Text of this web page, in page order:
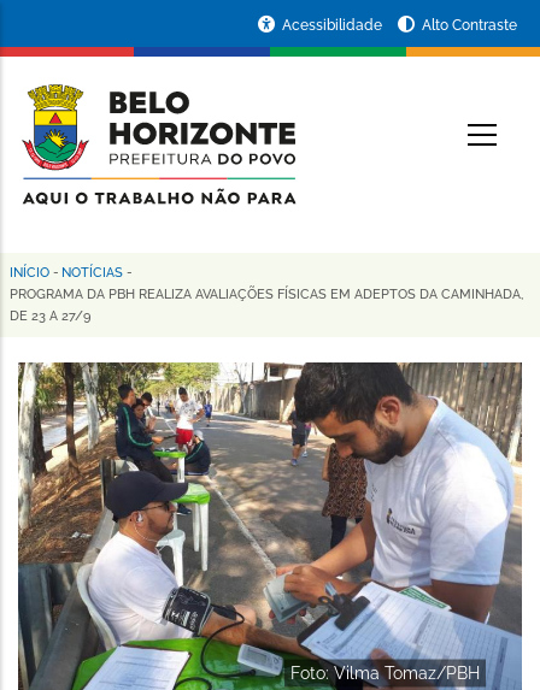
conteúdo
principal
da
Prefeitura
de
Horizonte
Acessibilidade Alto Contraste
Trilha
de
navegação
INÍCIO - NOTÍCIAS -
PROGRAMA DA PBH REALIZA AVALIAÇÕES FÍSICAS EM ADEPTOS DA CAMINHADA,
DE 23 A 27/9
Foto: Vilma Tomaz/PBH